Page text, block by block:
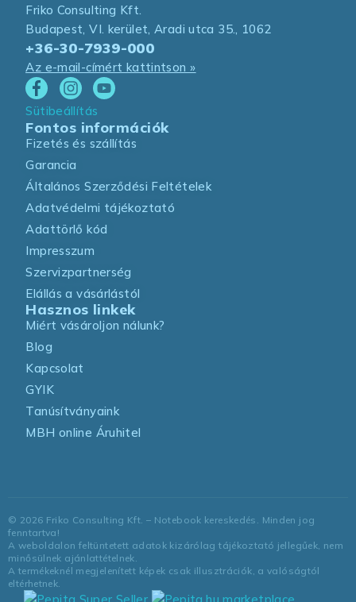
Friko Consulting Kft.
Budapest, VI. kerület, Aradi utca 35., 1062
+36-30-7939-000
Az e-mail-címért kattintson »
Sütibeállítás
Fontos információk
Fizetés és szállítás
Garancia
Általános Szerződési Feltételek
Adatvédelmi tájékoztató
Adattörlő kód
Impresszum
Szervizpartnerség
Elállás a vásárlástól
Hasznos linkek
Miért vásároljon nálunk?
Blog
Kapcsolat
GYIK
Tanúsítványaink
MBH online Áruhitel
© 2026 Friko Consulting Kft. – Notebook kereskedés. Minden jog
fenntartva!
A weboldalon feltüntetett adatok kizárólag tájékoztató jellegűek, nem
minősülnek ajánlattételnek.
A termékeknél megjelenített képek csak illusztrációk, a valóságtól
eltérhetnek.